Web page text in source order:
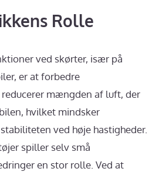
Rolle
ved skørter, især på
er at forbedre
mængden af luft, der
hvilket mindsker
ved høje hastigheder.
spiller selv små
en stor rolle. Ved at